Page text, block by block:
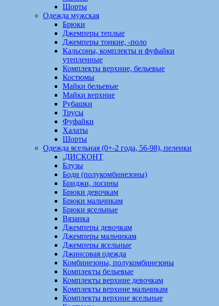
Шорты
Одежда мужская
Брюки
Джемперы теплые
Джемперы тонкие, -поло
Кальсоны, комплекты и фуфайки
утепленные
Комплекты верхние, бельевые
Костюмы
Майки бельевые
Майки верхние
Рубашки
Трусы
Фуфайки
Халаты
Шорты
Одежда ясельная (0+-2 года, 56-98), пеленки
.ДИСКОНТ
Блузы
Боди (полукомбинезоны)
Бриджи, лосины
Брюки девочкам
Брюки мальчикам
Брюки ясельные
Вязанка
Джемперы девочкам
Джемперы мальчикам
Джемперы ясельные
Джинсовая одежда
Комбинезоны, полукомбинезоны
Комплекты бельевые
Комплекты верхние девочкам
Комплекты верхние мальчикам
Комплекты верхние ясельные